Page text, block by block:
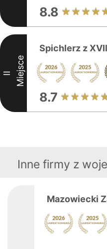
8.8
II Miejsce
Spichlerz z
8.7
Inne firmy z
Mazowiecki